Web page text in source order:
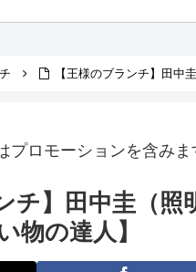
【王様のブランチ】田中
プロモーションを含みま
チ】田中圭（
物の達人】